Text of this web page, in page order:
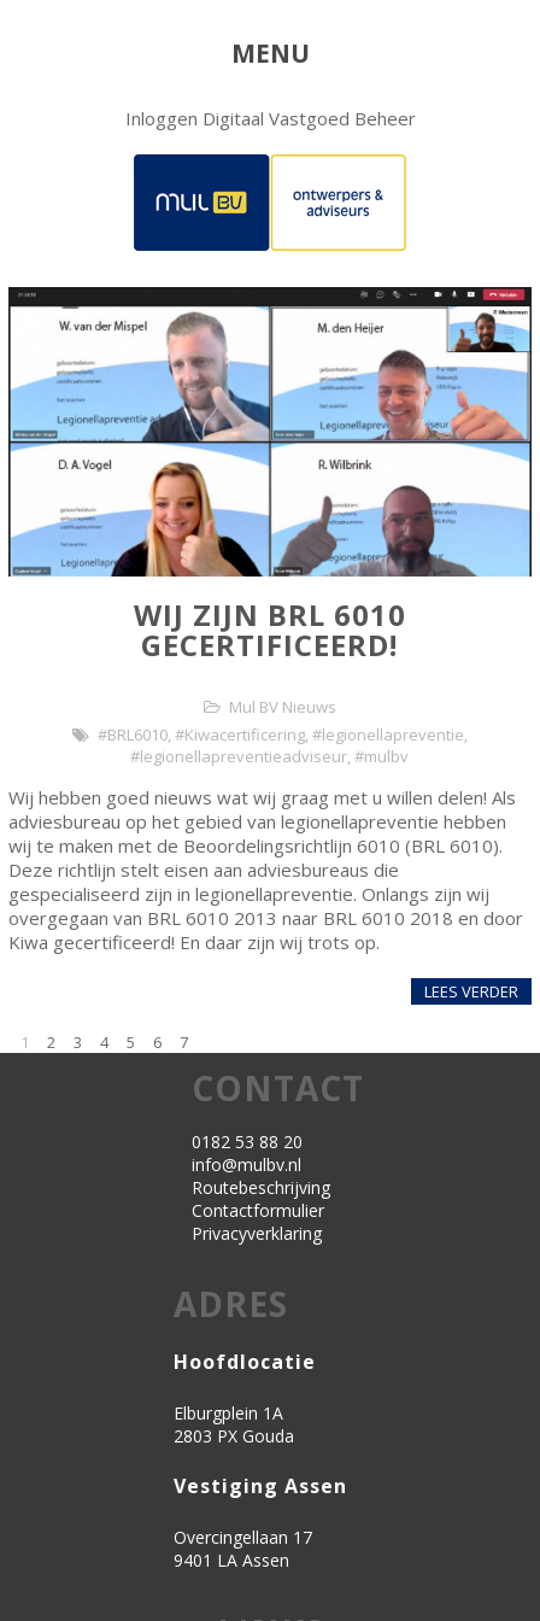
MENU
Inloggen Digitaal Vastgoed Beheer
WIJ ZIJN BRL 6010
GECERTIFICEERD!
Mul BV Nieuws
#BRL6010, #Kiwacertificering, #legionellapreventie
#legionellapreventieadviseur ,#mulbv
Wij hebben goed nieuws wat wij graag met u willen delen! Als
adviesbureau op het gebied van legionellapreventie hebben
wij te maken met de Beoordelingsrichtlijn 6010 (BRL 6010).
Deze richtlijn stelt eisen aan adviesbureaus die
gespecialiseerd zijn in legionellapreventie. Onlangs zijn wij
overgegaan van BRL 6010 2013 naar BRL 6010 2018 en door
Kiwa gecertificeerd! En daar zijn wij trots op.
LEES VERDER
1 2 3 4 5 6 7
CONTACT
0182 53 88 20
info@mulbv.nl
Routebeschrijving
Contactformulier
Privacyverklaring
ADRES
Hoofdlocatie
Elburgplein 1A
2803 PX Gouda
Vestiging Assen
Overcingellaan 17
9401 LA Assen